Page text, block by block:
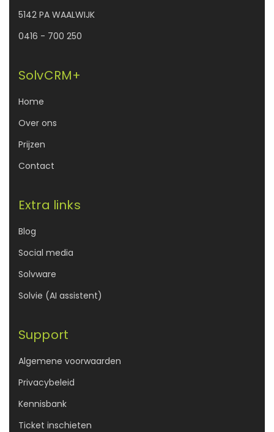
5142 PA WAALWIJK
0416 - 700 250
SolvCRM+
Home
Over ons
Prijzen
Contact
Extra links
Blog
Social media
Solvware
Solvie (AI assistent)
Support
Algemene voorwaarden
Privacybeleid
Kennisbank
Ticket inschieten